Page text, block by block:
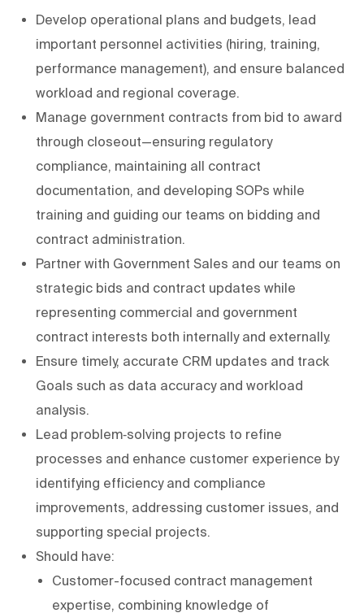
Develop operational plans and budgets, lead
important personnel activities (hiring, training,
performance management), and ensure balanced
workload and regional coverage.
Manage government contracts from bid to award
through closeout—ensuring regulatory
compliance, maintaining all contract
documentation, and developing SOPs while
training and guiding our teams on bidding and
contract administration.
Partner with Government Sales and our teams on
strategic bids and contract updates while
representing commercial and government
contract interests both internally and externally.
Ensure timely, accurate CRM updates and track
Goals such as data accuracy and workload
analysis.
Lead problem‑solving projects to refine
processes and enhance customer experience by
identifying efficiency and compliance
improvements, addressing customer issues, and
supporting special projects.
Should have:
Customer-focused contract management
expertise, combining knowledge of